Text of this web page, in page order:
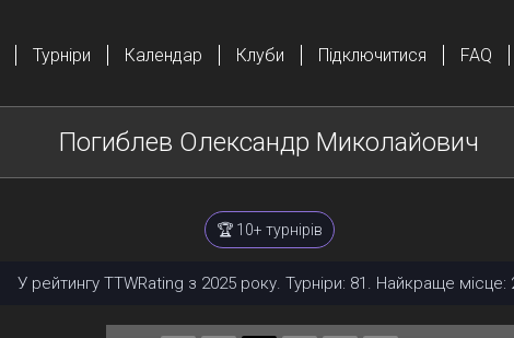
Турніри Календар Клуби Підключитися FAQ
Погиблев Олександр Миколайович
🏆 10+ турнірів
У рейтингу TTWRating з 2025 року. Турніри: 81. Найкраще місце: